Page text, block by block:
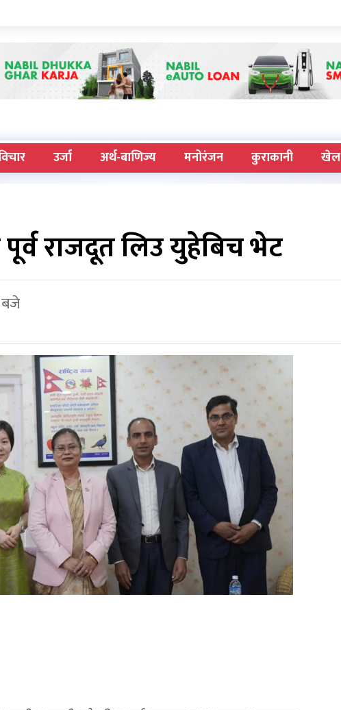
उर्जा अर्थ-बाणिज्य मनोरंजन कुराकानी खेल
पूर्व राजदूत लिउ युहेबिच भेट
बजे